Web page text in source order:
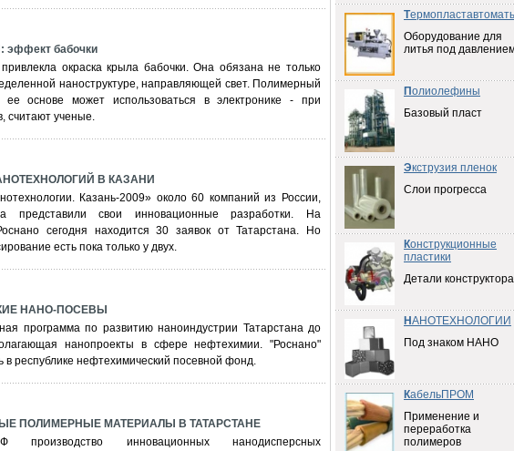
бабочки
окраска крыла бабочки. Она обязана не только
наноструктуре, направляющей свет. Полимерный
ее основе может использоваться в электронике - при
считают ученые.
В КАЗАНИ
Казань-2009» около 60 компаний из России,
свои инновационные разработки. На
сегодня находится 30 заявок от Татарстана. Но
есть пока только у двух.
НАНО-ПОСЕВЫ
программа по развитию наноиндустрии Татарстана до
нанопроекты в сфере нефтехимии. "Роснано"
в республике нефтехимический посевной фонд.
ПОЛИМЕРНЫЕ МАТЕРИАЛЫ В ТАТАРСТАНЕ
инновационных нанодисперсных
Т
Оборудование для
литья под
Полиолефины
Базовый пласт
Экструзия пленок
Слои прогресса
Конструкционные
пластики
Детали конструктора
Н АНОТЕХНОЛОГИИ
Под знаком НАНО
КабельПРОМ
Применение и
переработка
полимеров